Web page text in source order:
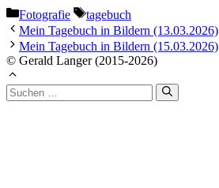
Kategorien
Fotografie Schlagwörter
tagebuch
Mein Tagebuch in Bildern (13.03.2026)
Mein Tagebuch in Bildern (15.03.2026)
© Gerald Langer (2015-2026)
Suchen
nach: